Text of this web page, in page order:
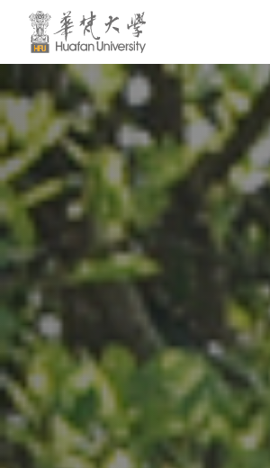
跳到頁面主要內容區